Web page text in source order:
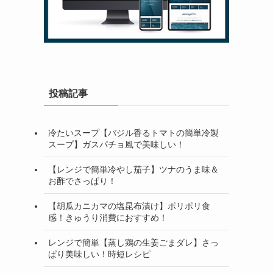
投稿記事
冷たいスープ【バジル香るトマトの簡単冷製
スープ】ガスパチョ風で美味しい！
【レンジで簡単冷やし茄子】ツナのうま味＆
お酢でさっぱり！
【胡瓜カニカマの塩昆布漬け】ポリポリ食
感！きゅうり消費におすすめ！
レンジで簡単【蒸し鶏の生姜ごまダレ】さっ
ぱり美味しい！時短レシピ